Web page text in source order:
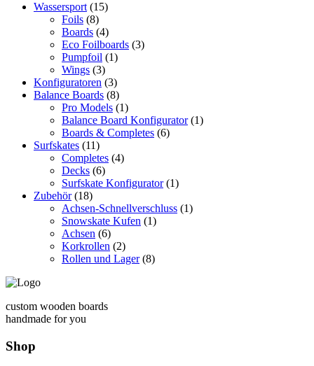
Wassersport (15)
Foils (8)
Boards (4)
Eco Foilboards (3)
Pumpfoil (1)
Wings (3)
Konfiguratoren (3)
Balance Boards (8)
Pro Models (1)
Balance Board Konfigurator (1)
Boards & Completes (6)
Surfskates (11)
Completes (4)
Decks (6)
Surfskate Konfigurator (1)
Zubehör (18)
Achsen-Schnellverschluss (1)
Snowskate Kufen (1)
Achsen (6)
Korkrollen (2)
Rollen und Lager (8)
custom wooden boards
handmade for you
Shop